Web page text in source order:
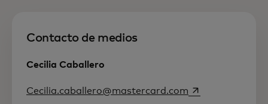
Contacto de medios
Cecilia Caballero
Cecilia.caballero@mastercard.com abre em uma